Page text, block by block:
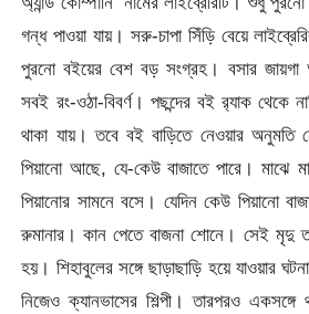
গন্ধ পাওয়া যায়। সরু-চাপা সিঁড়ি বেয়ে
পুরনো বইয়ের বেশ বড় সংগ্রহ। বসার জায়গা
সবই রং-ওঠা-বিবর্ণ। পছন্দের বই র‌্যাক থেকে
থাকা যায়। তবে বই বাড়িতে নেওয়ার অনুমতি
পিয়ানো আছে, যে-কেউ বাজাতে পারে। মাঝে
পিয়ানোর সামনে বসে। যেদিন কেউ পিয়ানো
রুমানার। কান পেতে বাজনা শোনে। সেই মৃদু
হয়। শিহাবুলের সঙ্গে ছাড়াছাড়ি হয়ে যাওয়ার
নিজেও ক্যানভাসের শিল্পী। তারপরও